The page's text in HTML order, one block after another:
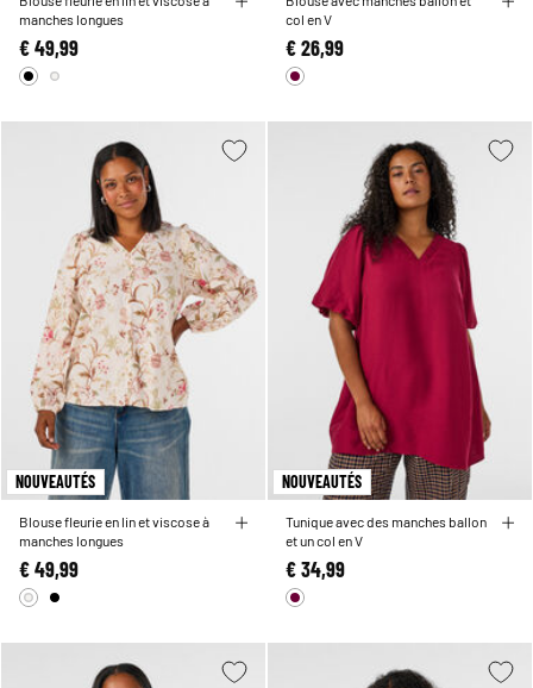
manches longues
€ 49,99
col en V
€ 26,99
NOUVEAUTÉS
Blouse fleurie en lin et viscose à
manches longues
€ 49,99
NOUVEAUTÉS
Tunique avec des manches ballon
et un col en V
€ 34,99